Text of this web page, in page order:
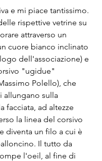
e mi piace tantissimo.
rispettive vetrine su
attraverso un
cuore bianco inclinato
dell'associazione) e
"ugidue"
Polello), che
allungano sulla
facciata, ad altezze
la linea del corsivo
diventa un filo a cui è
Il tutto da
l'oeil, al fine di